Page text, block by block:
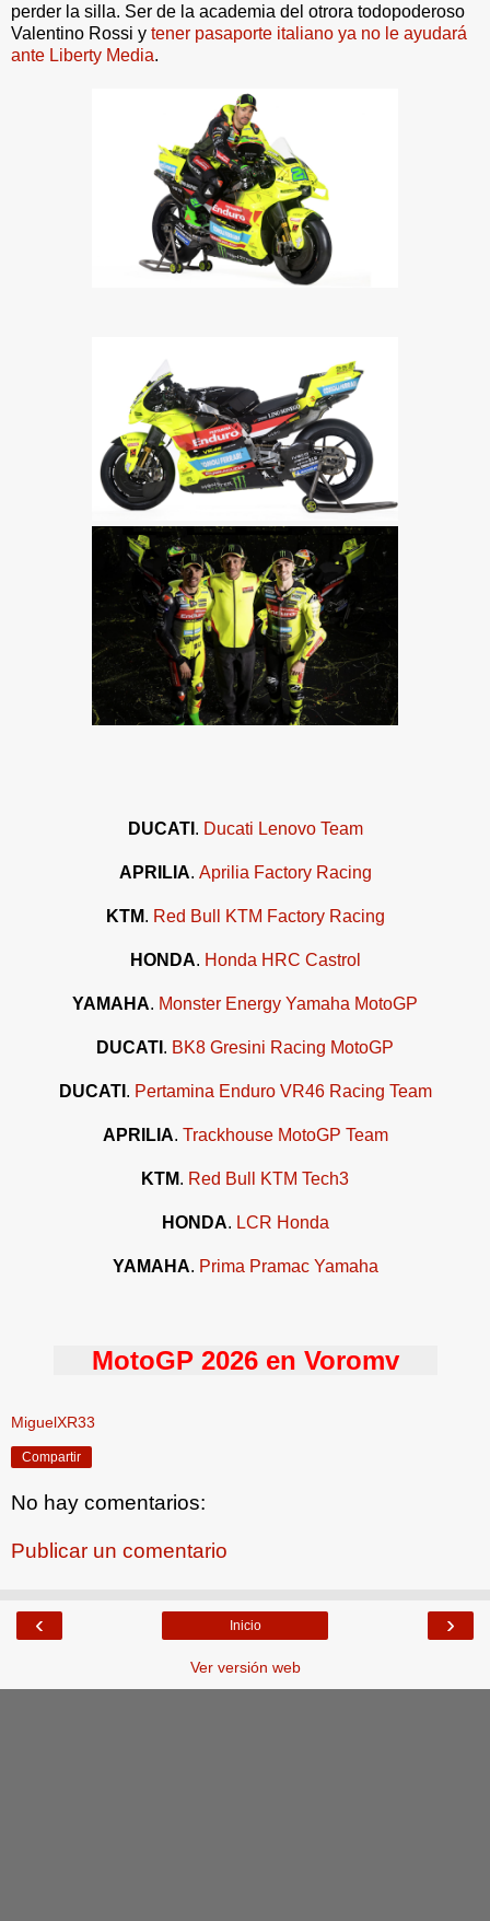
perder la silla. Ser de la academia del otrora todopoderoso
Valentino Rossi y tener pasaporte italiano ya no le ayudará
ante Liberty Media.
DUCATI . Ducati Lenovo Team
APRILIA. Aprilia Factory Racing
KTM. Red Bull KTM Factory Racing
HONDA. Honda HRC Castrol
YAMAHA. Monster Energy Yamaha MotoGP
DUCATI . BK8 Gresini Racing MotoGP
DUCATI . Pertamina Enduro VR46 Racing Team
APRILIA. Trackhouse MotoGP Team
KTM. Red Bull KTM Tech3
HONDA. LCR Honda
YAMAHA. Prima Pramac Yamaha
MotoGP 2026 en Voromv
MiguelXR33
Compartir
No hay comentarios:
Publicar un comentario
‹ ›
Inicio
Ver versión web